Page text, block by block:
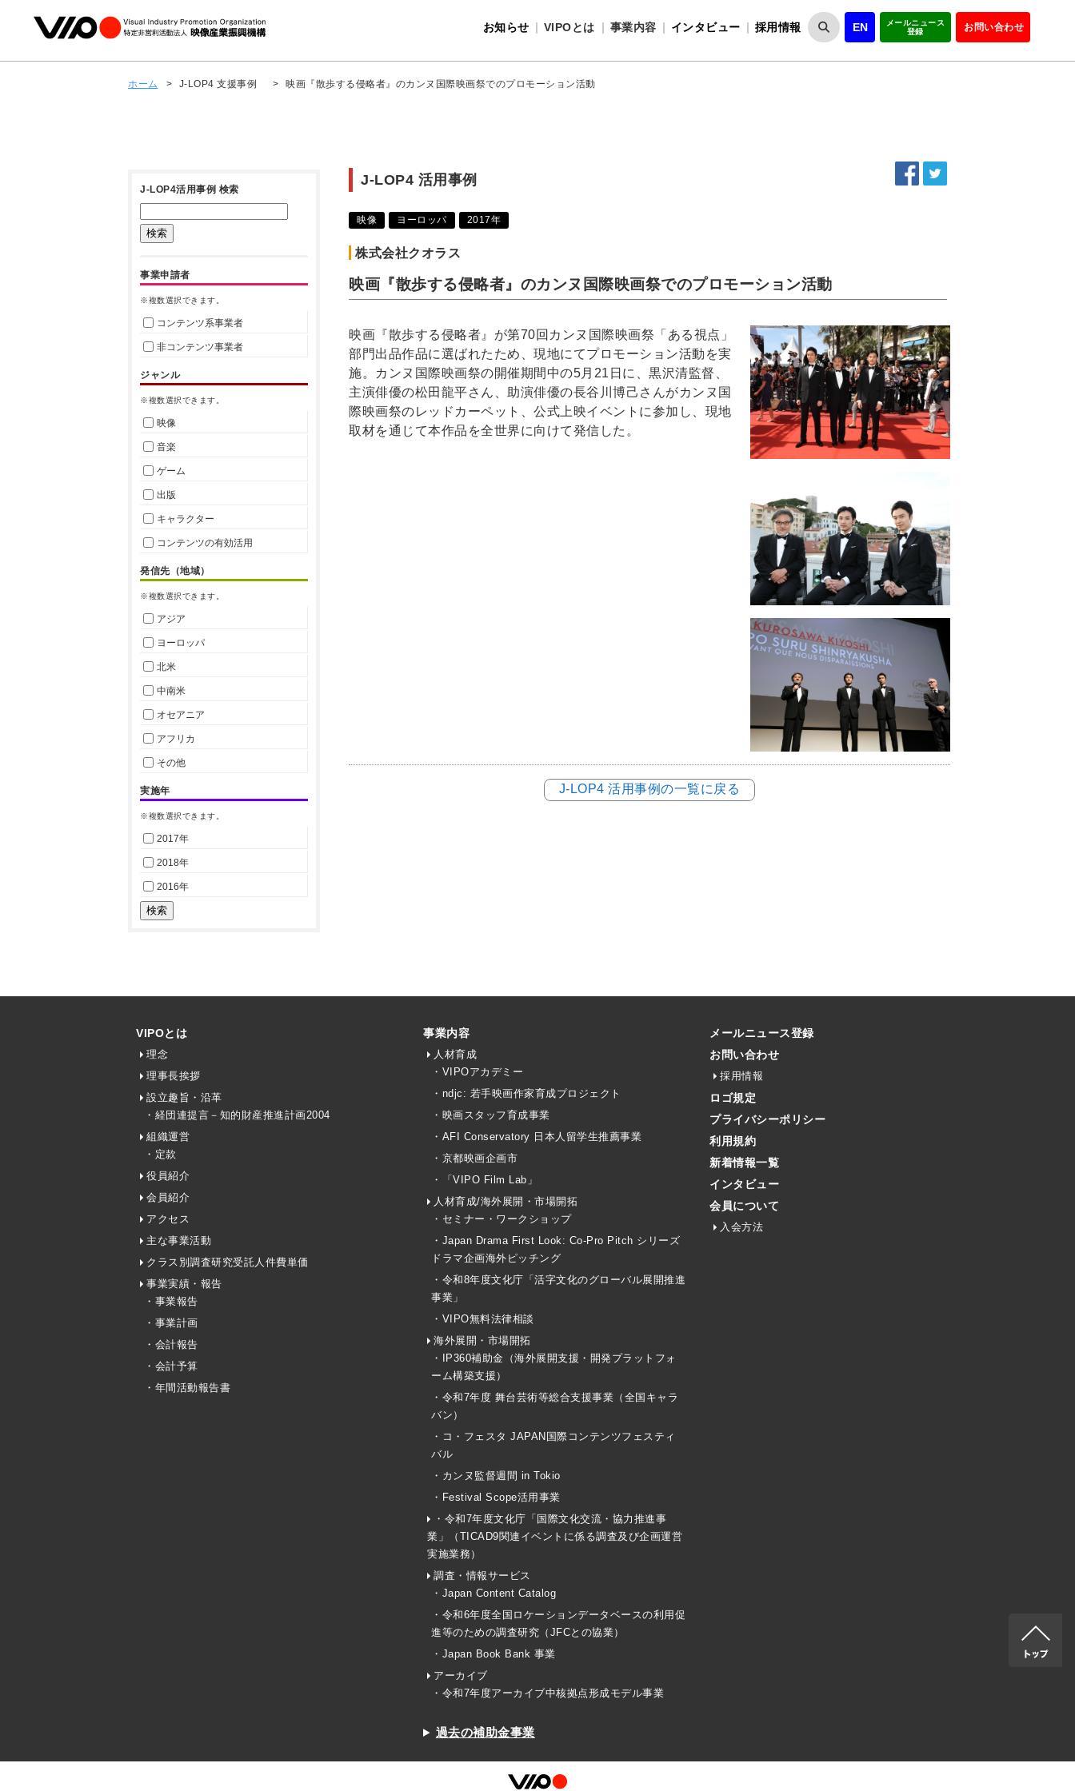
お知らせ VIPOとは
VIPOとは
事業内容
インタビュー 採用情報 EN
メールニュース
登録
お問い合わせ
ホーム > J-LOP4 支援事例 > 映画『散歩する侵略者』のカンヌ国際映画祭でのプロモーション活動
J-LOP4 活用事例
映像 ヨーロッパ 2017年
株式会社クオラス
映画『散歩する侵略者』のカンヌ国際映画祭でのプロモーション活動
映画『散歩する侵略者』が第70回カンヌ国際映画祭「ある視点」
部門出品作品に選ばれたため、現地にてプロモーション活動を実
施。カンヌ国際映画祭の開催期間中の5月21日に、黒沢清監督、
主演俳優の松田龍平さん、助演俳優の長谷川博己さんがカンヌ国
際映画祭のレッドカーペット、公式上映イベントに参加し、現地
取材を通じて本作品を全世界に向けて発信した。
J-LOP4 活用事例の一覧に戻る
J-LOP4活用事例 検索
事業申請者
※複数選択できます。
コンテンツ系事業者
非コンテンツ事業者
ジャンル
※複数選択できます。
映像
音楽
ゲーム
出版
キャラクター
コンテンツの有効活用
発信先（地域）
※複数選択できます。
アジア
ヨーロッパ
北米
中南米
オセアニア
アフリカ
その他
実施年
※複数選択できます。
2017年
2018年
2016年
VIPOとは
理念
理事長挨拶
設立趣旨・沿革
・経団連提言－知的財産推進計画2004
組織運営
・定款
役員紹介
会員紹介
アクセス
主な事業活動
クラス別調査研究受託人件費単価
事業実績・報告
・事業報告
・事業計画
・会計報告
・会計予算
・年間活動報告書
事業内容
人材育成
・VIPOアカデミー
・ndjc: 若手映画作家育成プロジェクト
・映画スタッフ育成事業
・AFI Conservatory 日本人留学生推薦事業
・京都映画企画市
・「VIPO Film Lab」
人材育成/海外展開・市場開拓
・セミナー・ワークショップ
・Japan Drama First Look: Co-Pro Pitch シリーズ
ドラマ企画海外ピッチング
・令和8年度文化庁「活字文化のグローバル展開推進
事業」
・VIPO無料法律相談
海外展開・市場開拓
・IP360補助金（海外展開支援・開発プラットフォ
ーム構築支援）
・令和7年度 舞台芸術等総合支援事業（全国キャラ
バン）
・コ・フェスタ JAPAN国際コンテンツフェスティ
バル
・カンヌ監督週間 in Tokio
・Festival Scope活用事業
・令和7年度文化庁「国際文化交流・協力推進事
業」（TICAD9関連イベントに係る調査及び企画運営
実施業務）
調査・情報サービス
・Japan Content Catalog
・令和6年度全国ロケーションデータベースの利用促
進等のための調査研究（JFCとの協業）
・Japan Book Bank 事業
アーカイブ
・令和7年度アーカイブ中核拠点形成モデル事業
過去の補助金事業
メールニュース登録
お問い合わせ
採用情報
ロゴ規定
プライバシーポリシー
利用規約
新着情報一覧
インタビュー
会員について
入会方法